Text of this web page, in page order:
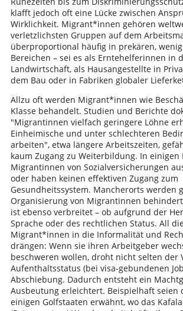
klafft jedoch oft eine Lücke zwischen
Wirklichkeit. Migrant*innen gehören
verletzlichsten Gruppen auf dem
überproportional häufig in prekären,
Bereichen – sei es als Erntehelferinnen in
Landwirtschaft, als Hausangestellte in
dem Bau oder in Fabriken globaler
Allzu oft werden Migrant*innen wie
Klasse behandelt. Studien und Berichte
"Migrantinnen vielfach geringere Löhne
Einheimische und unter schlechteren
arbeiten", etwa längere Arbeitszeiten,
kaum Zugang zu Weiterbildung. In einigen
Migrantinnen von Sozialversicherungen
oder haben keinen effektiven Zugang zum
Gesundheitssystem. Mancherorts werden
Organisierung von Migrantinnen
ist ebenso verbreitet – ob aufgrund der
Sprache oder des rechtlichen Status. All
Migrant*innen in die Informalität und
drängen: Wenn sie ihren Arbeitgeber
beschweren wollen, droht nicht selten der
Aufenthaltsstatus (bei visa-gebundenen
Abschiebung. Dadurch entsteht ein
Ausbeutung erleichtert. Beispielhaft seien
einigen Golfstaaten erwähnt, wo das